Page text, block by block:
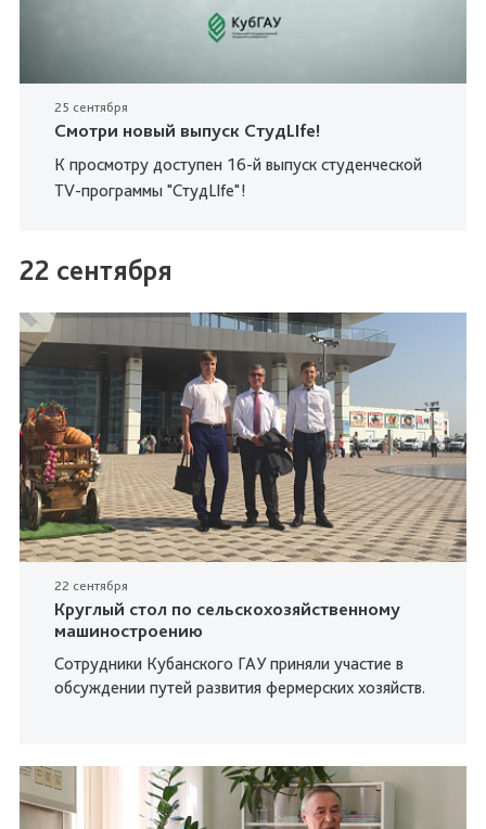
25 сентября
Смотри новый выпуск СтудLIfe!
К просмотру доступен 16-й выпуск студенческой
TV-программы "СтудLIfe"!
22 сентября
22 сентября
Круглый стол по сельскохозяйственному
машиностроению
Сотрудники Кубанского ГАУ приняли участие в
обсуждении путей развития фермерских хозяйств.